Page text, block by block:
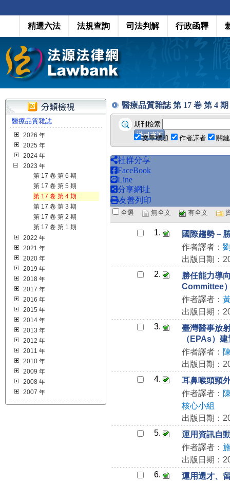
精選六法 法規查詢 司法判解 行政函釋
醫療品質雜誌
2026 年
2025 年
2024 年
2023 年
第 17 卷 第 6 期
第 17 卷 第 5 期
第 17 卷 第 4 期
第 17 卷 第 3 期
第 17 卷 第 2 期
第 17 卷 第 1 期
2022 年
2021 年
2020 年
2019 年
2018 年
2017 年
2016 年
2015 年
2014 年
2013 年
2012 年
2011 年
2010 年
2009 年
2008 年
2007 年
醫療品質雜誌 第 17 卷 第 4 期
期刊檢索
文章標題
作者譯者 關
社群分享
FaceBook
Line
分享網址
友善列印
全選 無全文 有全文
1.
國際趨勢－
作者譯者：
出版日期：
2.
勝任能力導
Committee
作者譯者：
出版日期：
3.
臺灣醫事放
（EPAs）
作者譯者：
出版日期：
4.
耳鼻喉頭頸
作者譯者：
核心小組
出版日期：
5.
運用資訊自
作者譯者：
出版日期：
6.
運用選才、